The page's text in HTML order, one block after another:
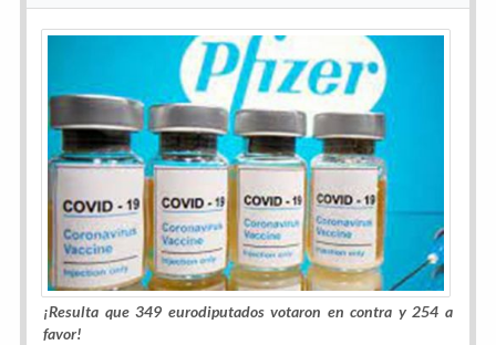
¡Resulta que 349 eurodiputados votaron en contra y 254 a
favor!